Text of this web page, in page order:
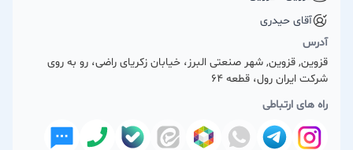
آقای حیدری
آدرس
قزوین, قزوین, شهر صنعتی البرز، خیابان زکریای راضی، رو به روی
شرکت ایران رول، قطعه 64
راه های ارتباطی